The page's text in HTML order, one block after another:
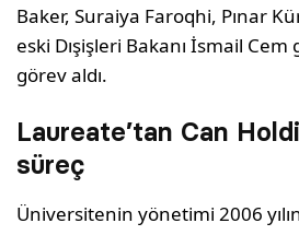
Baker, Suraiya Faroqhi, Pınar
eski Dışişleri Bakanı İsmail Cem
görev aldı.
Laureate’tan Can
süreç
Üniversitenin yönetimi 2006